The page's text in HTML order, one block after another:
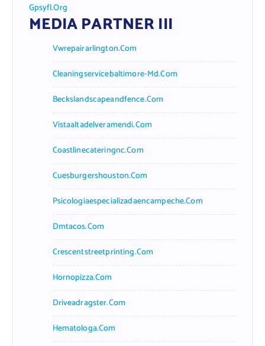
Gpsyfl.org
MEDIA PARTNER III
Vwrepairarlington.com
Cleaningservicebaltimore-Md.com
Beckslandscapeandfence.com
Vistaaltadelveramendi.com
Coastlinecateringnc.com
Cuesburgershouston.com
Psicologiaespecializadaencampeche.com
Dmtacos.com
Crescentstreetprinting.com
Hornopizza.com
Driveadragster.com
Hematologa.com